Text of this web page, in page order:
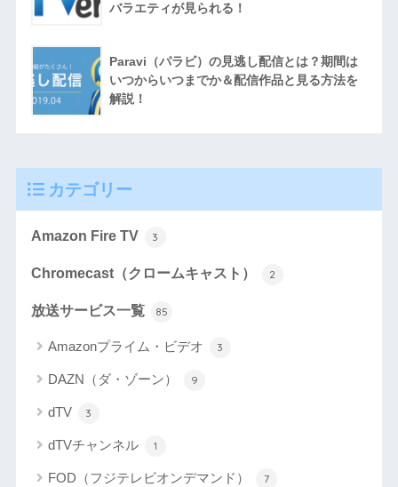
バラエティが見られる！
Paravi（パラビ）の見逃し配信とは？期間は
いつからいつまでか＆配信作品と見る方法を
解説！
カテゴリー
Amazon Fire TV 3
Chromecast（クロームキャスト） 2
放送サービス一覧 85
Amazonプライム・ビデオ 3
DAZN（ダ・ゾーン） 9
dTV 3
dTVチャンネル 1
FOD（フジテレビオンデマンド） 7